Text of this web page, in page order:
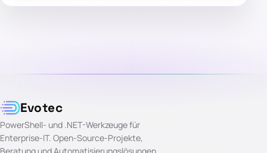
Evotec
PowerShell- und .NET-Werkzeuge für
Enterprise-IT. Open-Source-Projekte,
Beratung und Automatisierungslösungen.